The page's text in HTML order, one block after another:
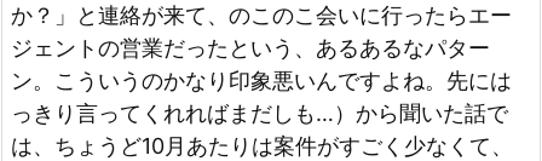
か？」と連絡が来て、のこのこ会いに行ったらエー
ジェントの営業だったという、あるあるなパター
ン。こういうのかなり印象悪いんですよね。先には
っきり言ってくれればまだしも…）から聞いた話で
は、ちょうど10月あたりは案件がすごく少なくて、